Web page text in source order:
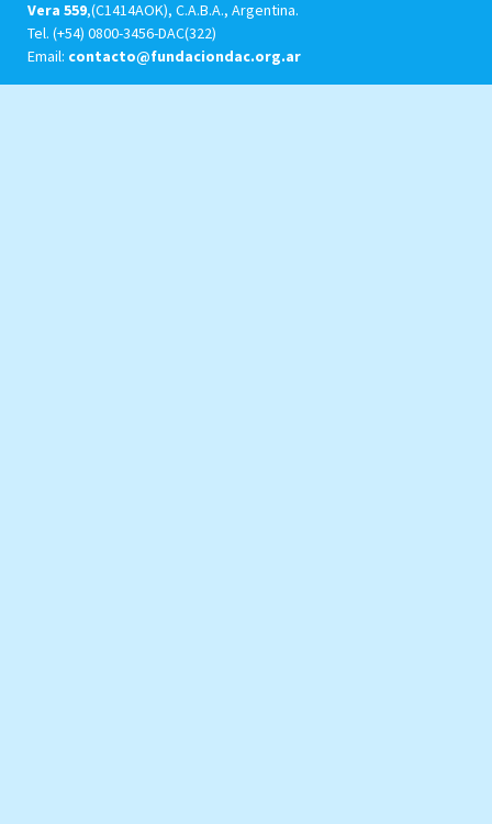
Vera 559,(C1414AOK), C.A.B.A., Argentina.
Tel. (+54) 0800-3456-DAC(322)
Email: contacto@fundaciondac.org.ar